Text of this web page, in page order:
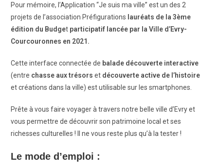
Pour mémoire, l’Application “Je suis ma ville” est un des 2
projets de l’association Préfigurations lauréats de la 3ème
édition du Budget participatif lancée par la Ville d’Evry-
Courcouronnes en 2021.
Cette interface connectée de balade découverte interactive
(entre chasse aux trésors et découverte active de l’histoire
et créations dans la ville) est utilisable sur les smartphones.
Prête à vous faire voyager à travers notre belle ville d’Evry et
vous permettre de découvrir son patrimoine local et ses
richesses culturelles ! Il ne vous reste plus qu’à la tester !
Le mode d’emploi :